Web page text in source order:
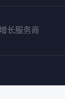
长服务商